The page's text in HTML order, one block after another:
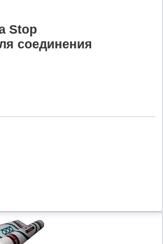
Stop
соединения